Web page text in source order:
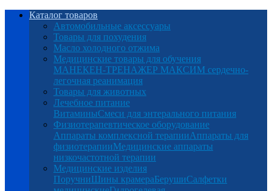
Каталог товаров
Автомобильные аксессуары
Товары для похудения
Масло холодного отжима
Медицинские товары для обучения
МАНЕКЕН-ТРЕНАЖЕР МАКСИМ сердечно-
легочная реанимация
Товары для животных
Лечебное питание
ВитаминыСмеси для энтерального питания
Физиотерапевтическое оборудование
Аппараты комплексной терапииАппараты для
физиотерапииМедицинские аппараты
низкочастотной терапии
Медицинские изделия
ПоручниШины крамераБерушиСалфетки